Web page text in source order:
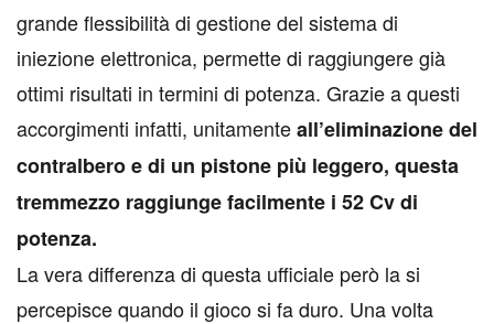
grande flessibilità di gestione del sistema di
iniezione elettronica, permette di raggiungere già
ottimi risultati in termini di potenza. Grazie a questi
accorgimenti infatti, unitamenteall’eliminazione del
contralbero e di un pistone più leggero, questa
tremmezzo raggiunge facilmente i 52 Cv di
potenza.
La vera differenza di questa ufficiale però la si
percepisce quando il gioco si fa duro. Una volta